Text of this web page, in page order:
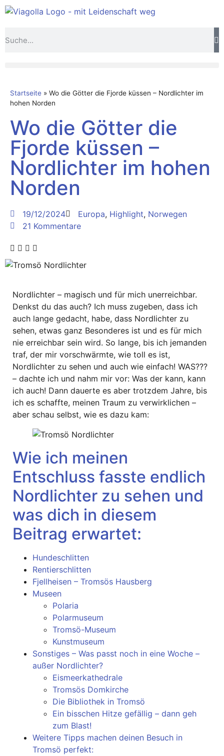
Startseite » Wo die Götter die Fjorde küssen – Nordlichter im
hohen Norden
Wo die Götter die
Fjorde küssen –
Nordlichter im hohen
Norden
19/12/2024 Europa, Highlight, Norwegen
21 Kommentare
Nordlichter – magisch und für mich unerreichbar.
Denkst du das auch? Ich muss zugeben, dass ich
auch lange gedacht, habe, dass Nordlichter zu
sehen, etwas ganz Besonderes ist und es für mich
nie erreichbar sein wird. So lange, bis ich jemanden
traf, der mir vorschwärmte, wie toll es ist,
Nordlichter zu sehen und auch wie einfach! WAS???
– dachte ich und nahm mir vor: Was der kann, kann
ich auch! Dann dauerte es aber trotzdem Jahre, bis
ich es schaffte, meinen Traum zu verwirklichen –
aber schau selbst, wie es dazu kam:
Wie ich meinen
Entschluss fasste endlich
Nordlichter zu sehen und
was dich in diesem
Beitrag erwartet:
Hundeschlitten
Rentierschlitten
Fjellheisen – Tromsös Hausberg
Museen
Polaria
Polarmuseum
Tromsö-Museum
Kunstmuseum
Sonstiges – Was passt noch in eine Woche –
außer Nordlichter?
Eismeerkathedrale
Tromsös Domkirche
Die Bibliothek in Tromsö
Ein bisschen Hitze gefällig – dann geh
zum Blast!
Weitere Tipps machen deinen Besuch in
Tromsö perfekt: